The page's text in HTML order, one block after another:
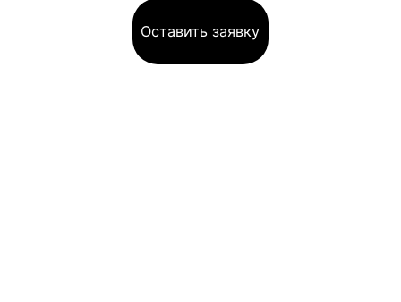
Оставить заявку